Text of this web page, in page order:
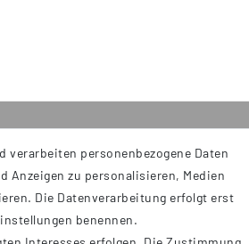
verarbeiten personenbezogene Daten
Anzeigen zu personalisieren, Medien
Die Datenverarbeitung erfolgt erst
benennen.